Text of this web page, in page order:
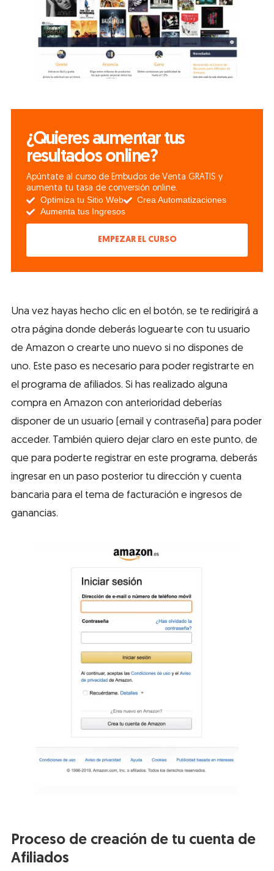
¿Quieres aumentar tus
resultados online?
Apúntate al curso de Embudos de Venta GRATIS y
aumenta tu tasa de conversión online.
Optimiza tu Sitio Web
Crea Automatizaciones
Aumenta tus Ingresos
EMPEZAR EL CURSO
Una vez hayas hecho clic en el botón, se te redirigirá a
otra página donde deberás loguearte con tu usuario
de Amazon o crearte uno nuevo si no dispones de
uno. Este paso es necesario para poder registrarte en
el programa de afiliados. Si has realizado alguna
compra en Amazon con anterioridad deberías
disponer de un usuario (email y contraseña) para poder
acceder. También quiero dejar claro en este punto, de
que para poderte registrar en este programa, deberás
ingresar en un paso posterior tu dirección y cuenta
bancaria para el tema de facturación e ingresos de
ganancias.
Proceso de creación de tu cuenta de
Afiliados